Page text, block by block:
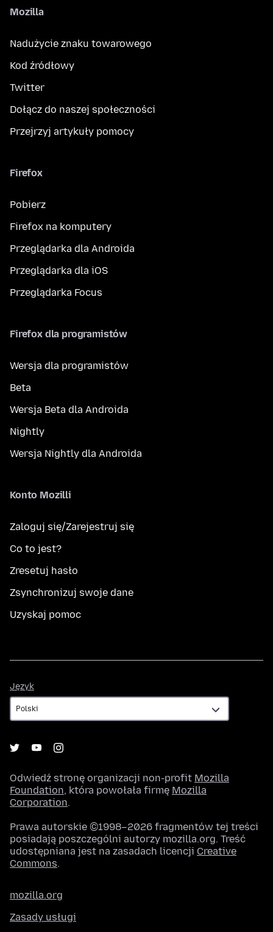
Mozilla
Nadużycie znaku towarowego
Kod źródłowy
Twitter
Dołącz do naszej społeczności
Przejrzyj artykuły pomocy
Firefox
Pobierz
Firefox na komputery
Przeglądarka dla Androida
Przeglądarka dla iOS
Przeglądarka Focus
Firefox dla programistów
Wersja dla programistów
Beta
Wersja Beta dla Androida
Nightly
Wersja Nightly dla Androida
Konto Mozilli
Zaloguj się/Zarejestruj się
Co to jest?
Zresetuj hasło
Zsynchronizuj swoje dane
Uzyskaj pomoc
Język
Odwiedź stronę organizacji non-profit Mozilla
Foundation, która powołała firmę Mozilla
Corporation.
Prawa autorskie ©1998–2026 fragmentów tej treści
posiadają poszczególni autorzy mozilla.org. Treść
udostępniana jest na zasadach licencji Creative
Commons.
mozilla.org
Zasady usługi